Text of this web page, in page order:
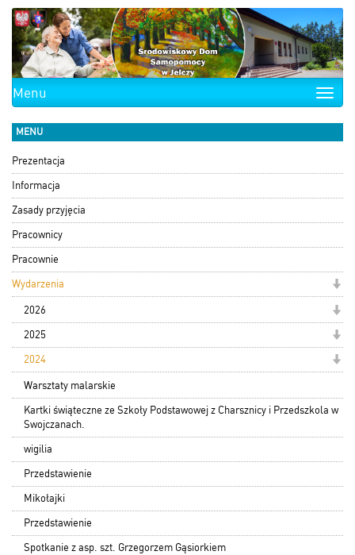
Toggle
Menu
MENU
Prezentacja
Informacja
Zasady przyjęcia
Pracownicy
Pracownie
Wydarzenia
2026
2025
2024
Warsztaty malarskie
Kartki świąteczne ze Szkoły Podstawowej z Charsznicy i Przedszkola w
Swojczanach.
wigilia
Przedstawienie
Mikołajki
Przedstawienie
Spotkanie z asp. szt. Grzegorzem Gąsiorkiem